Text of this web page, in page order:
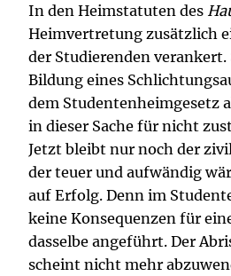
In den Heimstatuten des
Heimvertretung zusätzlich
der Studierenden verankert.
Bildung eines
dem Studentenheimgesetz
in dieser Sache für nicht
Jetzt bleibt nur noch der
der teuer und aufwändig
auf Erfolg. Denn im
keine Konsequenzen für
dasselbe angeführt. Der
scheint nicht mehr